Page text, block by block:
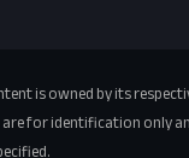
is owned by its
are for identification only